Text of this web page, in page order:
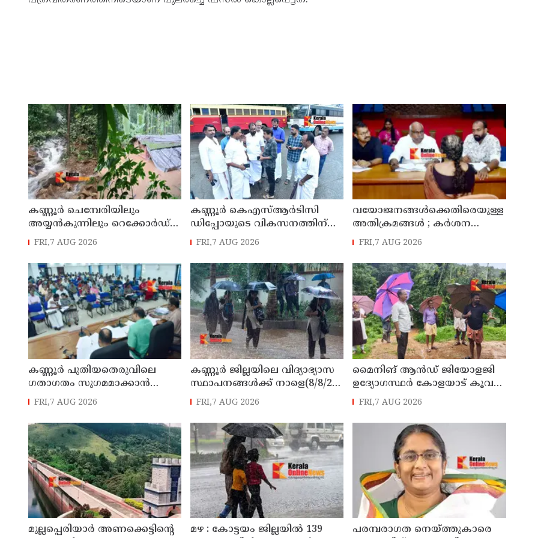
കണ്ണൂർ ചെമ്പേരിയിലും
അയ്യൻകുന്നിലും റെക്കോർഡ്
മഴ ; ഉദയഗിരിയിൽ നേരിയ
ക്യാമ്പിലേക്ക് മാറ്റി
FRI,7 AUG 2026
കണ്ണൂർ കെഎസ്ആർടിസി
ഡിപ്പോയുടെ വികസനത്തിന്
മാസ്റ്റർ പ്ലാൻ തയ്യാറാക്കി
എം എൽ എ
FRI,7 AUG 2026
വയോജനങ്ങൾക്കെതിരെയുള്ള
അതിക്രമങ്ങൾ ; കർശന
നടപടി സ്വീകരിക്കുമെന്ന്
FRI,7 AUG 2026
കണ്ണൂർ പുതിയതെരുവിലെ
ഗതാഗതം സുഗമമാക്കാന്‍
നടപടികള്‍ സ്വീകരിക്കും
FRI,7 AUG 2026
കണ്ണൂർ ജില്ലയിലെ വിദ്യാഭ്യാസ
സ്ഥാപനങ്ങള്‍ക്ക് നാളെ(8/8/26)
അവധി പ്രഖ്യാപിച്ചു
FRI,7 AUG 2026
മൈനിങ് ആൻഡ്​ ജിയോളജി
ഉദ്യോഗസ്ഥർ കോളയാട് കൂവ
ഉന്നതി സന്ദർശിച്ചു
FRI,7 AUG 2026
മുല്ലപ്പെരിയാർ അണക്കെട്ടിന്റെ
മഴ : കോട്ടയം ജില്ലയിൽ 139
പരമ്പരാഗത നെയ്ത്തുകാരെ